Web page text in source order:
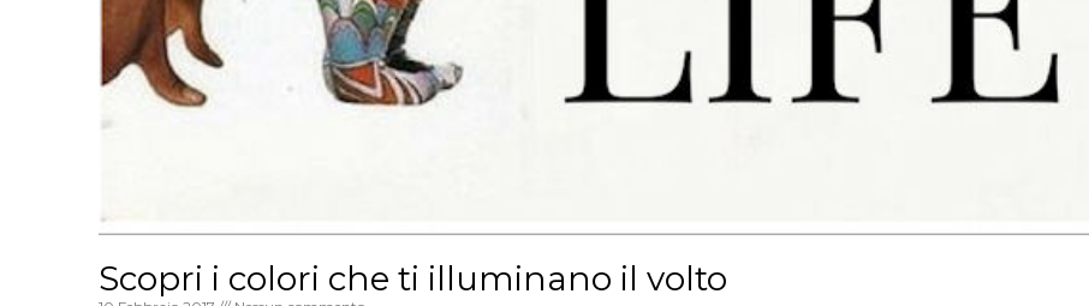
Scopri i colori che ti illuminano il volto